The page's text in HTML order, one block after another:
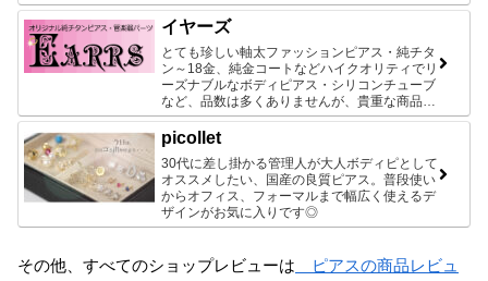
イヤーズ
とても珍しい軸太ファッションピアス・純チタ
ン～18金、純金コートなどハイクオリティでリ
ーズナブルなボディピアス・シリコンチューブ
など、品数は多くありませんが、貴重な商品ば
かりです♪
picollet
30代に差し掛かる管理人が大人ボディピとして
オススメしたい、国産の良質ピアス。普段使い
からオフィス、フォーマルまで幅広く使えるデ
ザインがお気に入りです◎
その他、すべてのショップレビューは ピアスの商品レビュ